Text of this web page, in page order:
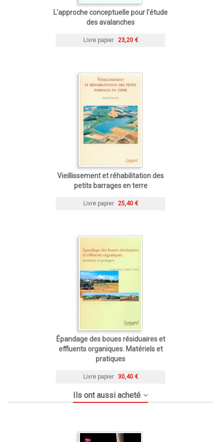
L'approche conceptuelle pour l'étude
des avalanches
Livre papier 23,20 €
Vieillissement et réhabilitation des
petits barrages en terre
Livre papier 25,40 €
Épandage des boues résiduaires et
effluents organiques. Matériels et
pratiques
Livre papier 30,40 €
Ils ont aussi acheté